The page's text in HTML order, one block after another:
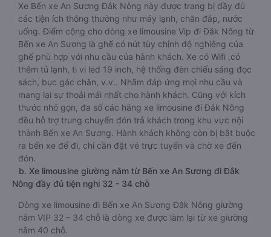
Xe Bến xe An Sương Đắk Nông này được trang bị đầy đủ
các tiện ích thông thường như máy lạnh, chăn đắp, nước
uống. Điểm cộng cho dòng xe limousine Vip đi Đắk Nông từ
Bến xe An Sương là ghế có nút tùy chỉnh độ nghiêng của
ghế phù hợp với nhu cầu của hành khách. Xe có Wifi ,có
thêm tủ lạnh, ti vi led 19 inch, hệ thống đèn chiếu sáng đọc
sách, bục gác chân, v.v.. Nhằm đáp ứng mọi nhu cầu và
mang lại sự thoải mái nhất cho hành khách. Cũng với kích
thước nhỏ gọn, đa số các hãng xe limousine đi Đắk Nông
đều hỗ trợ trung chuyển đón trả khách trong khu vực nội
thành Bến xe An Sương. Hành khách không còn bị bắt buộc
ra bến xe để đi, chỉ cần đặt vé trực tuyến và chờ xe đến
đón.
b. Xe limousine giường nằm từ Bến xe An Sương đi Đắk
Nông đầy đủ tiện nghi 32 - 34 chỗ
Dòng xe limousine đi Bến xe An Sương Đắk Nông giường
nằm VIP 32 – 34 chỗ là dòng xe được làm lại từ xe giường
nằm 40 chỗ.